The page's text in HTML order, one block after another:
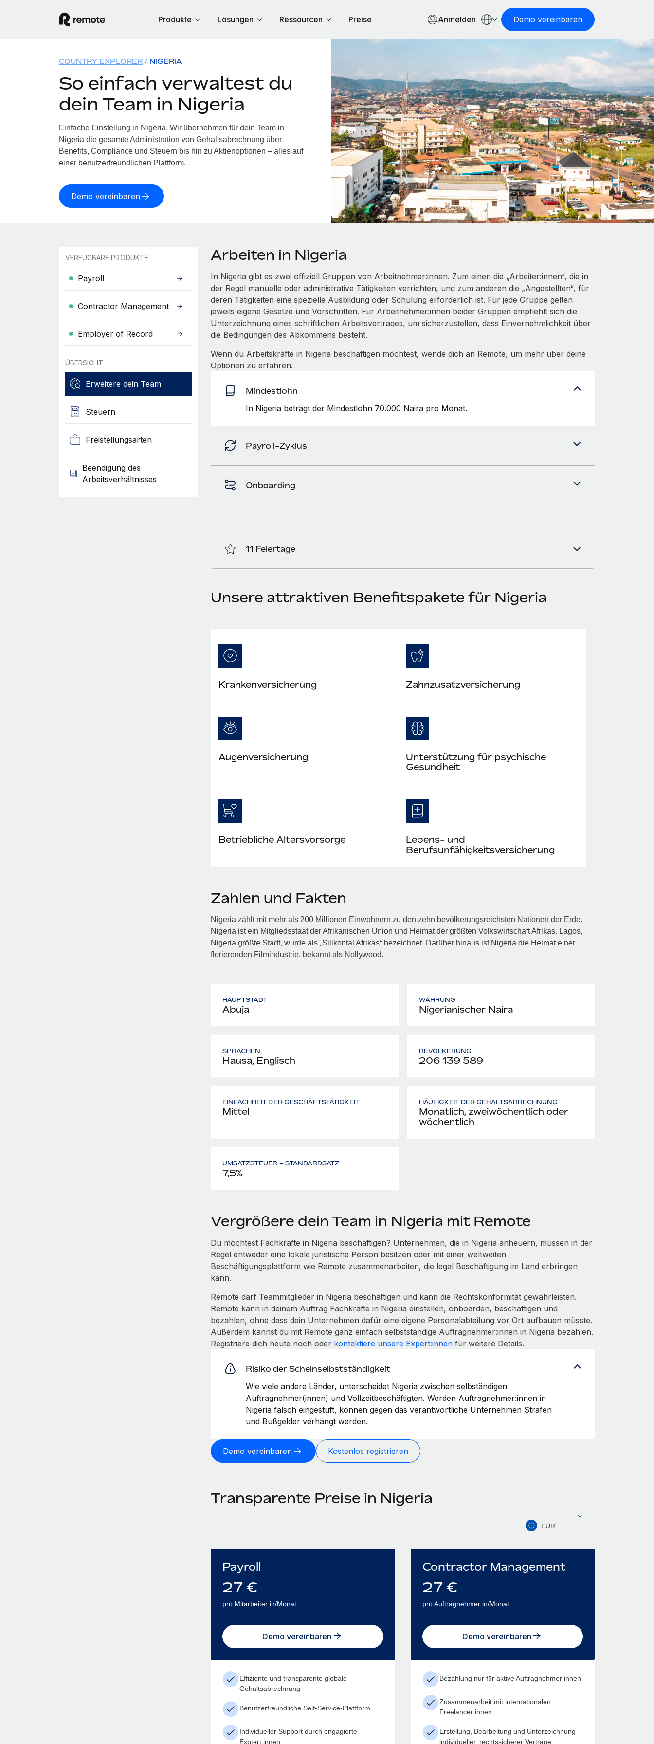
Produkte Lösungen Ressourcen Preise Anmelden Demo vereinbaren
COUNTRY EXPLORER NIGERIA
So einfach verwaltest du
dein Team in Nigeria
Einfache Einstellung in Nigeria. Wir übernehmen für dein Team in
Nigeria die gesamte Administration von Gehaltsabrechnung über
Benefits, Compliance und Steuern bis hin zu Aktienoptionen – alles auf
einer benutzerfreundlichen Plattform.
Demo vereinbaren
VERFÜGBARE PRODUKTE
Payroll
Contractor Management
Employer of Record
ÜBERSICHT
Erweitere dein Team
Steuern
Freistellungsarten
Beendigung des
Arbeitsverhältnisses
Arbeiten in Nigeria
In Nigeria gibt es zwei offiziell Gruppen von Arbeitnehmer:innen. Zum einen die „Arbeiter:innen“, die in
der Regel manuelle oder administrative Tätigkeiten verrichten, und zum anderen die „Angestellten“, für
deren Tätigkeiten eine spezielle Ausbildung oder Schulung erforderlich ist. Für jede Gruppe gelten
jeweils eigene Gesetze und Vorschriften. Für Arbeitnehmer:innen beider Gruppen empfiehlt sich die
Unterzeichnung eines schriftlichen Arbeitsvertrages, um sicherzustellen, dass Einvernehmlichkeit über
die Bedingungen des Abkommens besteht.
Wenn du Arbeitskräfte in Nigeria beschäftigen möchtest, wende dich an Remote, um mehr über deine
Optionen zu erfahren.
Mindestlohn
In Nigeria beträgt der Mindestlohn 70.000 Naira pro Monat.
Payroll-Zyklus
Onboarding
11 Feiertage
Unsere attraktiven Benefitspakete für Nigeria
Krankenversicherung Zahnzusatzversicherung
Augenversicherung
Unterstützung für psychische
Gesundheit
Betriebliche Altersvorsorge
Lebens- und
Berufsunfähigkeitsversicherung
Zahlen und Fakten
Nigeria zählt mit mehr als 200 Millionen Einwohnern zu den zehn bevölkerungsreichsten Nationen der Erde.
Nigeria ist ein Mitgliedsstaat der Afrikanischen Union und Heimat der größten Volkswirtschaft Afrikas. Lagos,
Nigeria größte Stadt, wurde als „Silikontal Afrikas“ bezeichnet. Darüber hinaus ist Nigeria die Heimat einer
florierenden Filmindustrie, bekannt als Nollywood.
HAUPTSTADT
Abuja
WÄHRUNG
Nigerianischer Naira
SPRACHEN
Hausa, Englisch
BEVÖLKERUNG
206 139 589
EINFACHHEIT DER GESCHÄFTSTÄTIGKEIT
Mittel
HÄUFIGKEIT DER GEHALTSABRECHNUNG
Monatlich, zweiwöchentlich oder
wöchentlich
UMSATZSTEUER – STANDARDSATZ
7,5%
Vergrößere dein Team in Nigeria mit Remote
Du möchtest Fachkräfte in Nigeria beschäftigen? Unternehmen, die in Nigeria anheuern, müssen in der
Regel entweder eine lokale juristische Person besitzen oder mit einer weltweiten
Beschäftigungsplattform wie Remote zusammenarbeiten, die legal Beschäftigung im Land erbringen
kann.
Remote darf Teammitglieder in Nigeria beschäftigen und kann die Rechtskonformität gewährleisten.
Remote kann in deinem Auftrag Fachkräfte in Nigeria einstellen, onboarden, beschäftigen und
bezahlen, ohne dass dein Unternehmen dafür eine eigene Personalabteilung vor Ort aufbauen müsste.
Außerdem kannst du mit Remote ganz einfach selbstständige Auftragnehmer:innen in Nigeria bezahlen.
Registriere dich heute noch oder kontaktiere unsere Expert:innenfür weitere Details.
Risiko der Scheinselbstständigkeit
Wie viele andere Länder, unterscheidet Nigeria zwischen selbständigen
Auftragnehmer(innen) und Vollzeitbeschäftigten. Werden Auftragnehmer:innen in
Nigeria falsch eingestuft, können gegen das verantwortliche Unternehmen Strafen
und Bußgelder verhängt werden.
Demo vereinbaren Kostenlos registrieren
Transparente Preise in Nigeria
EUR
Payroll
27 €
pro Mitarbeiter:in/Monat
Demo vereinbaren
Effiziente und transparente globale
Gehaltsabrechnung
Benutzerfreundliche Self-Service-Plattform
Individueller Support durch engagierte
Exptert:innen
Contractor Management
27 €
pro Auftragnehmer:in/Monat
Demo vereinbaren
Bezahlung nur für aktive Auftragnehmer:innen
Zusammenarbeit mit internationalen
Freelancer:innen
Erstellung, Bearbeitung und Unterzeichnung
individueller, rechtssicherer Verträge